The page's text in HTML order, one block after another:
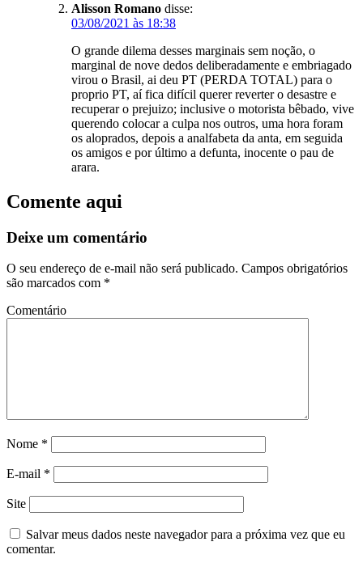
Alisson Romano disse:
03/08/2021 às 18:38
O grande dilema desses marginais sem noção, o
marginal de nove dedos deliberadamente e embriagado
virou o Brasil, ai deu PT (PERDA TOTAL) para o
proprio PT, aí fica difícil querer reverter o desastre e
recuperar o prejuizo; inclusive o motorista bêbado, vive
querendo colocar a culpa nos outros, uma hora foram
os aloprados, depois a analfabeta da anta, em seguida
os amigos e por último a defunta, inocente o pau de
arara.
Comente aqui
Deixe um comentário
O seu endereço de e-mail não será publicado. Campos obrigatórios
são marcados com *
Comentário
Nome *
E-mail *
Site
Salvar meus dados neste navegador para a próxima vez que eu
comentar.